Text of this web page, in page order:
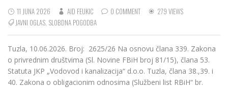
11 JUNA 2026 AID FEUKIC 0 COMMENT
279 VIEWS
JAVNI OGLAS, SLOBDNA POGODBA
Tuzla, 10.06.2026. Broj: 2625/26 Na osnovu člana 339. Zakona
o privrednim društvima (Sl. Novine FBiH broj 81/15), člana 53.
Statuta JKP „Vodovod i kanalizacija“ d.o.o. Tuzla, člana 38.,39. i
40. Zakona o obligacionim odnosima (Službeni list RBiH“ br.